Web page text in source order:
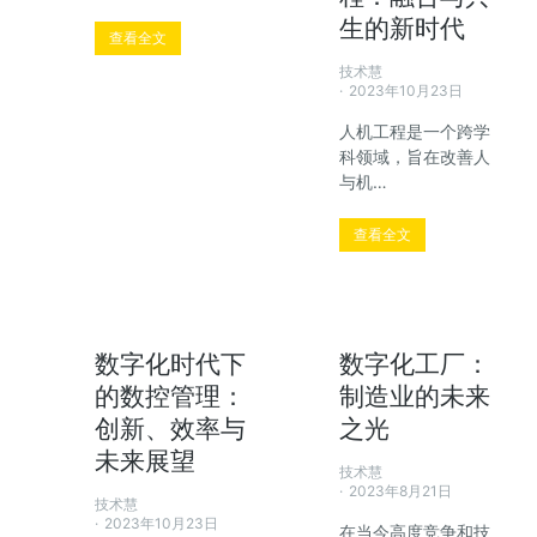
查看全文
生的新时代
技术慧
2023年10月23日
人机工程是一个跨学
科领域，旨在改善人
与机…
查看全文
数字化时代下
的数控管理：
创新、效率与
未来展望
技术慧
2023年10月23日
数字化工厂：
制造业的未来
之光
技术慧
2023年8月21日
在当今高度竞争和技